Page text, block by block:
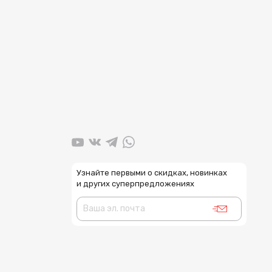
Узнайте первыми о скидках, новинках
и других суперпредложениях